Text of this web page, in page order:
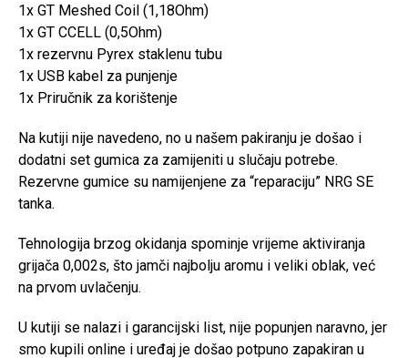
1x GT Meshed Coil (1,18Ohm)
1x GT CCELL (0,5Ohm)
1x rezervnu Pyrex staklenu tubu
1x USB kabel za punjenje
1x Priručnik za korištenje
Na kutiji nije navedeno, no u našem pakiranju je došao i
dodatni set gumica za zamijeniti u slučaju potrebe.
Rezervne gumice su namijenjene za “reparaciju” NRG SE
tanka.
Tehnologija brzog okidanja spominje vrijeme aktiviranja
grijača 0,002s, što jamči najbolju aromu i veliki oblak, već
na prvom uvlačenju.
U kutiji se nalazi i garancijski list, nije popunjen naravno, jer
smo kupili online i uređaj je došao potpuno zapakiran u